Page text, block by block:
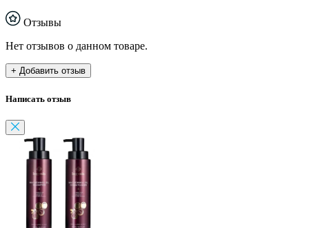
Отзывы
Нет отзывов о данном товаре.
+ Добавить отзыв
Написать отзыв